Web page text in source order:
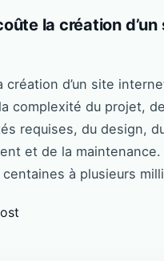
la création d’un
création d’un site
complexité du projet,
requises, du design,
et de la
à plusieurs